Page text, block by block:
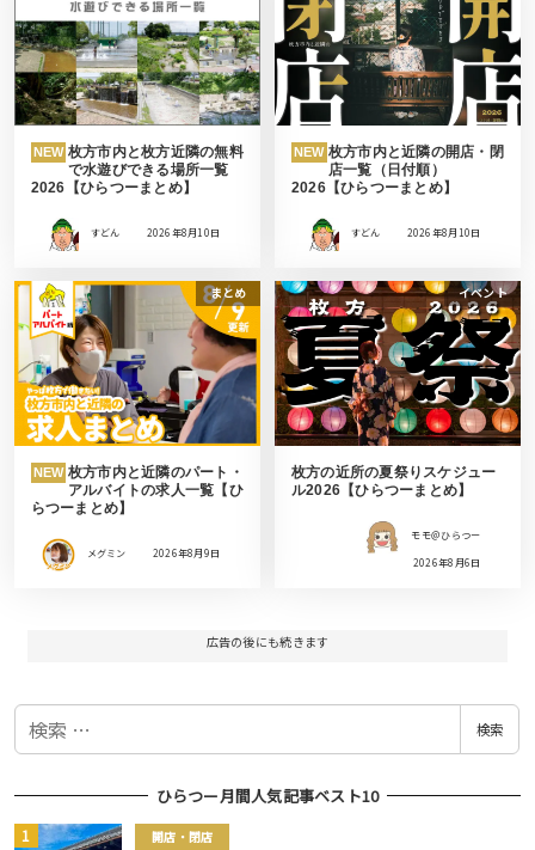
NEW 枚方市内と枚方近隣の無料
で水遊びできる場所一覧
2026【ひらつーまとめ】
すどん 2026年8月10日
NEW 枚方市内と近隣の開店・閉
店一覧（日付順）
2026【ひらつーまとめ】
すどん 2026年8月10日
まとめ
NEW 枚方市内と近隣のパート・
アルバイトの求人一覧【ひ
らつーまとめ】
メグミン 2026年8月9日
イベント
枚方の近所の夏祭りスケジュー
ル2026【ひらつーまとめ】
モモ＠ひらつー
2026年8月6日
広告の後にも続きます
検
検索
ひらつー月間人気記事ベスト10
開店・閉店